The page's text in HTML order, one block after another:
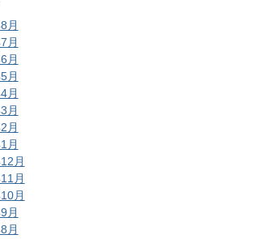
月
月
月
月
月
月
月
月
月
月
月
月
月